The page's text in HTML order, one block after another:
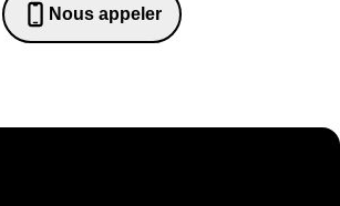
Nous appeler
0652698481